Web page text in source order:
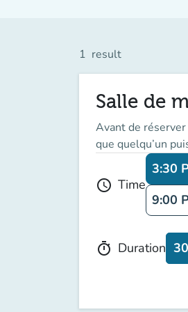
1 result
Salle de
Avant de réserver
que quelqu’un
schedule Time
3:30
9:00
timer Duration